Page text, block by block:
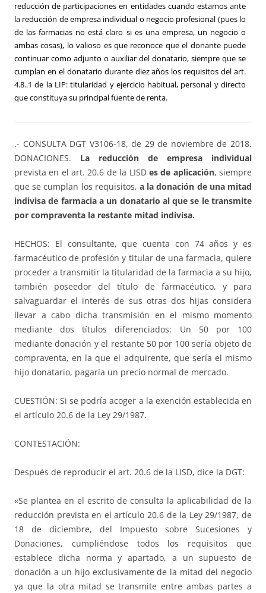
reducción de participaciones en entidades cuando estamos ante
la reducción de empresa individual o negocio profesional (pues lo
de las farmacias no está claro si es una empresa, un negocio o
ambas cosas), lo valioso es que reconoce que el donante puede
continuar como adjunto o auxiliar del donatario, siempre que se
cumplan en el donatario durante diez años los requisitos del art.
4.8..1 de la LIP: titularidad y ejercicio habitual, personal y directo
que constituya su principal fuente de renta.
.- CONSULTA DGT V3106-18, de 29 de noviembre de 2018.
DONACIONES. La reducción de empresa individual
prevista en el art. 20.6 de la LISD es de aplicación, siempre
que se cumplan los requisitos, a la donación de una mitad
indivisa de farmacia a un donatario al que se le transmite
por compraventa la restante mitad indivisa.
HECHOS: El consultante, que cuenta con 74 años y es
farmacéutico de profesión y titular de una farmacia, quiere
proceder a transmitir la titularidad de la farmacia a su hijo,
también poseedor del título de farmacéutico, y para
salvaguardar el interés de sus otras dos hijas considera
llevar a cabo dicha transmisión en el mismo momento
mediante dos títulos diferenciados: Un 50 por 100
mediante donación y el restante 50 por 100 sería objeto de
compraventa, en la que el adquirente, que sería el mismo
hijo donatario, pagaría un precio normal de mercado.
CUESTIÓN: Si se podría acoger a la exención establecida en
el artículo 20.6 de la Ley 29/1987.
CONTESTACIÓN:
Después de reproducir el art. 20.6 de la LISD, dice la DGT:
«Se plantea en el escrito de consulta la aplicabilidad de la
reducción prevista en el artículo 20.6 de la Ley 29/1987, de
18 de diciembre, del Impuesto sobre Sucesiones y
Donaciones, cumpliéndose todos los requisitos que
establece dicha norma y apartado, a un supuesto de
donación a un hijo exclusivamente de la mitad del negocio
ya que la otra mitad se transmite entre ambas partes a